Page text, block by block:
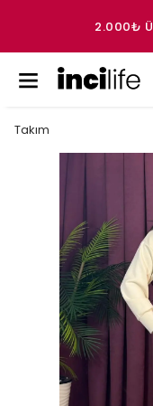
2.000₺
Takım